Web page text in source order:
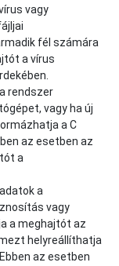
vagy
fél számára
a vírus
rendszer
vagy ha új
a C
az esetben az
a
a
vagy
a meghajtót az
helyreállíthatja
az esetben